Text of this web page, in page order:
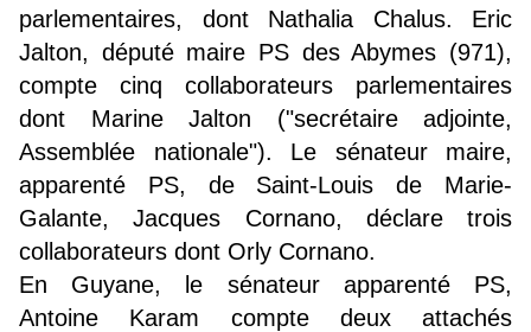
parlementaires, dont Nathalia Chalus. Eric
Jalton, député maire PS des Abymes (971),
compte cinq collaborateurs parlementaires
dont Marine Jalton ("secrétaire adjointe,
Assemblée nationale"). Le sénateur maire,
apparenté PS, de Saint-Louis de Marie-
Galante, Jacques Cornano, déclare trois
collaborateurs dont Orly Cornano.
En Guyane, le sénateur apparenté PS,
Antoine Karam compte deux attachés